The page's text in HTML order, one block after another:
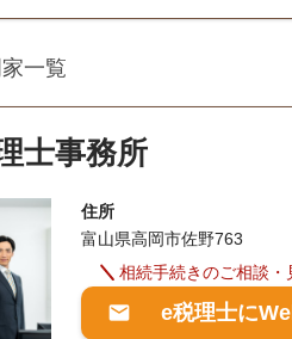
一覧
士事務所
住所
富山県高岡市佐野763
相続手続きのご相談・
e税理士に